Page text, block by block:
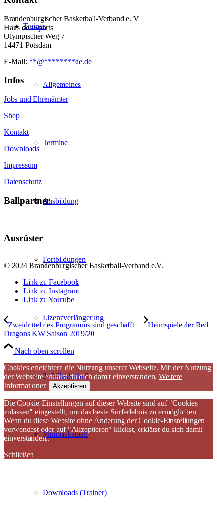
Trainer
Allgemeines
Termine
Ausbildung
Fortbildungen
Lizenzverlängerung
3×3 Basketball
Minibasketball
Downloads (Trainer)
Brandenburgischer Basketball-Verband e. V.
Haus des Sports
Olympischer Weg 7
14471 Potsdam
E-Mail: **@********de.de
Infos
Jobs und Ehrenämter
Shop
Kontakt
Downloads
Impressum
Datenschutz
Ballpartner
Ausrüster
© 2024 Brandenburgischer Basketball-Verband e.V.
Link zu Facebook
Link zu Instagram
Link zu Youtube
Zweidrittel des Programms sind geschafft … Heimspiele der Red
Dragons KW Saison 2019/20
Nach oben scrollen
Cookies erleichtern die Nutzung unserer Webseite. Mit der Nutzung
der Webseite erklärst du dich damit einverstanden. Weitere
Informationen
Akzeptieren
Die Cookie-Einstellungen auf dieser Website sind auf "Cookies
zulassen" eingestellt, um das beste Surferlebnis zu ermöglichen.
Wenn du diese Website ohne Änderung der Cookie-Einstellungen
verwendest oder auf "Akzeptieren" klickst, erklärst du sich damit
einverstanden..
Schließen